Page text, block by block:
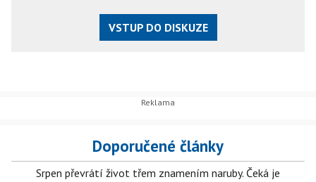
VSTUP DO DISKUZE
Doporučené články
Srpen převrátí život třem znamením naruby. Čeká je